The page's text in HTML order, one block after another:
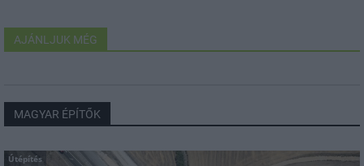
AJÁNLJUK MÉG
MAGYAR ÉPÍTŐK
Útépítés